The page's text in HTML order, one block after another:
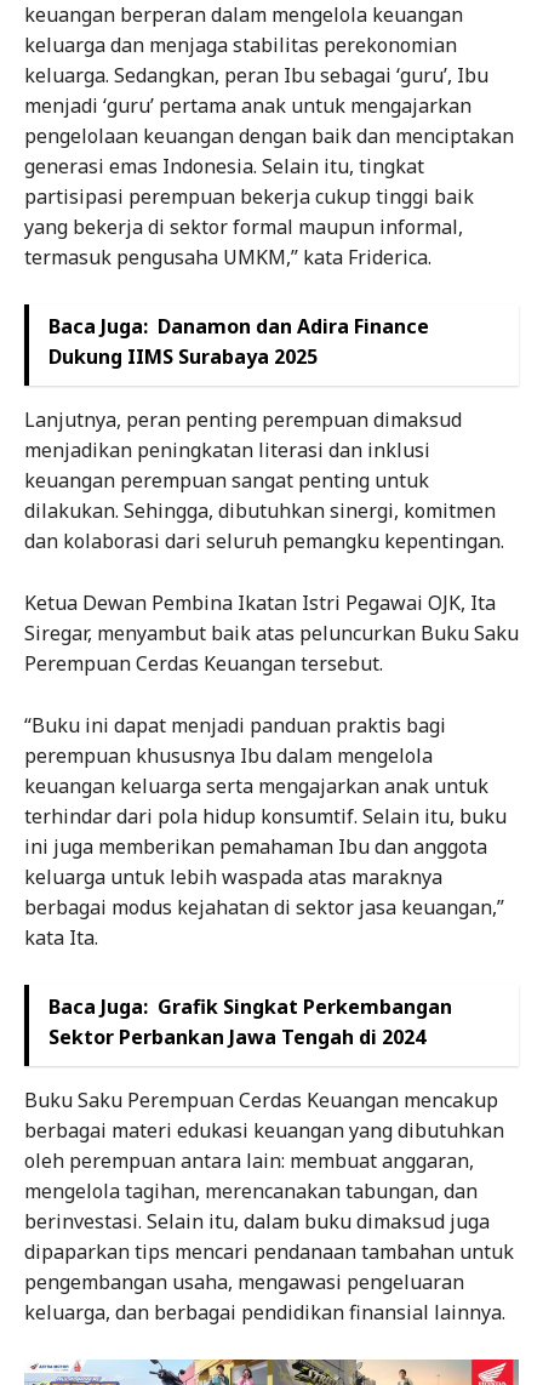
keuangan berperan dalam mengelola keuangan
keluarga dan menjaga stabilitas perekonomian
keluarga. Sedangkan, peran Ibu sebagai ‘guru’, Ibu
menjadi ‘guru’ pertama anak untuk mengajarkan
pengelolaan keuangan dengan baik dan menciptakan
generasi emas Indonesia. Selain itu, tingkat
partisipasi perempuan bekerja cukup tinggi baik
yang bekerja di sektor formal maupun informal,
termasuk pengusaha UMKM,” kata Friderica.
Baca Juga: Danamon dan Adira Finance
Dukung IIMS Surabaya 2025
Lanjutnya, peran penting perempuan dimaksud
menjadikan peningkatan literasi dan inklusi
keuangan perempuan sangat penting untuk
dilakukan. Sehingga, dibutuhkan sinergi, komitmen
dan kolaborasi dari seluruh pemangku kepentingan.
Ketua Dewan Pembina Ikatan Istri Pegawai OJK, Ita
Siregar, menyambut baik atas peluncurkan Buku Saku
Perempuan Cerdas Keuangan tersebut.
“Buku ini dapat menjadi panduan praktis bagi
perempuan khususnya Ibu dalam mengelola
keuangan keluarga serta mengajarkan anak untuk
terhindar dari pola hidup konsumtif. Selain itu, buku
ini juga memberikan pemahaman Ibu dan anggota
keluarga untuk lebih waspada atas maraknya
berbagai modus kejahatan di sektor jasa keuangan,”
kata Ita.
Baca Juga: Grafik Singkat Perkembangan
Sektor Perbankan Jawa Tengah di 2024
Buku Saku Perempuan Cerdas Keuangan mencakup
berbagai materi edukasi keuangan yang dibutuhkan
oleh perempuan antara lain: membuat anggaran,
mengelola tagihan, merencanakan tabungan, dan
berinvestasi. Selain itu, dalam buku dimaksud juga
dipaparkan tips mencari pendanaan tambahan untuk
pengembangan usaha, mengawasi pengeluaran
keluarga, dan berbagai pendidikan finansial lainnya.